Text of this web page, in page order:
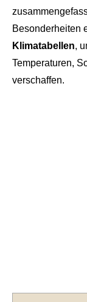
Besonderheiten
Klimatabellen,
Temperaturen,
verschaffen.